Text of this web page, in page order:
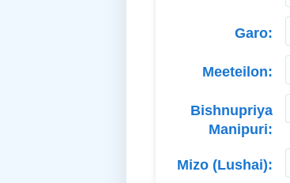
Garo:
Meeteilon:
Bishnupriya
Manipuri:
Mizo (Lushai):